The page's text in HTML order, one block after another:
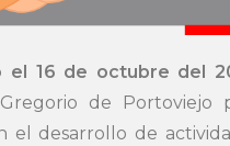
el 16 de octubre del
de Portoviejo
el desarrollo de